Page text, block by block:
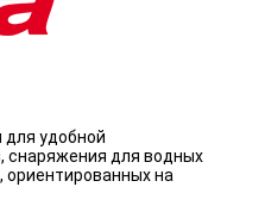
удобной
снаряжения для водных
ориентированных на